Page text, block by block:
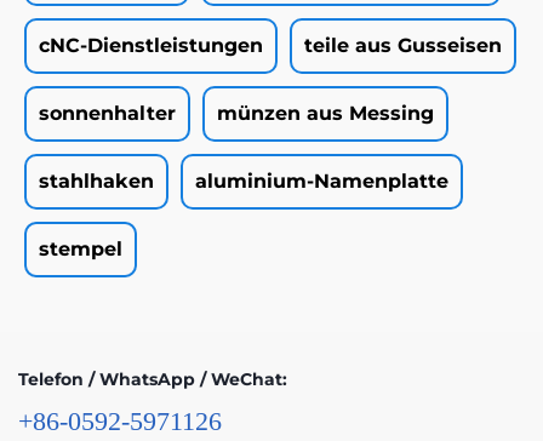
cNC-Dienstleistungen teile aus Gusseisen
sonnenhalter münzen aus Messing
stahlhaken aluminium-Namenplatte
stempel
Telefon / WhatsApp / WeChat:
+86-0592-5971126